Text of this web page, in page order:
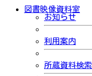
図書映像資料室
お知らせ
利用案内
所蔵資料検索